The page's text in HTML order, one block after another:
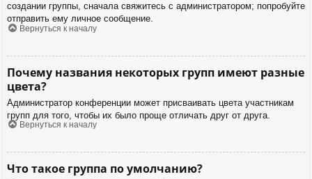
создании группы, сначала свяжитесь с администратором; попробуйте
отправить ему личное сообщение.
Вернуться к началу
Почему названия некоторых групп имеют разные
цвета?
Администратор конференции может присваивать цвета участникам
групп для того, чтобы их было проще отличать друг от друга.
Вернуться к началу
Что такое группа по умолчанию?